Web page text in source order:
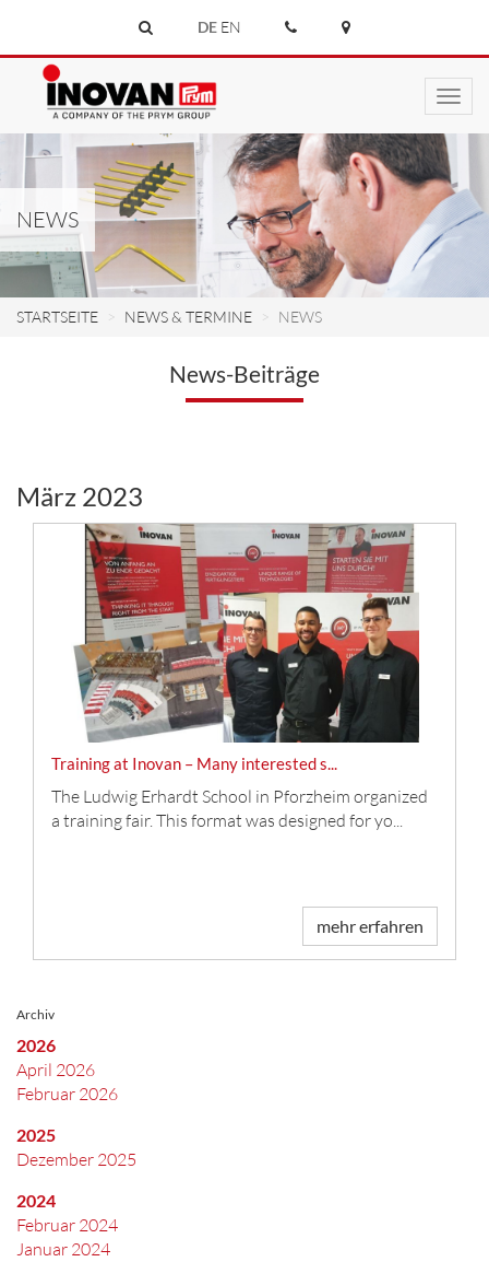
DE EN
NEWS
STARTSEITE NEWS & TERMINE NEWS
News-Beiträge
März 2023
Training at Inovan – Many interested s...
The Ludwig Erhardt School in Pforzheim organized
a training fair. This format was designed for yo...
mehr erfahren
Archiv
2026
April 2026
Februar 2026
2025
Dezember 2025
2024
Februar 2024
Januar 2024